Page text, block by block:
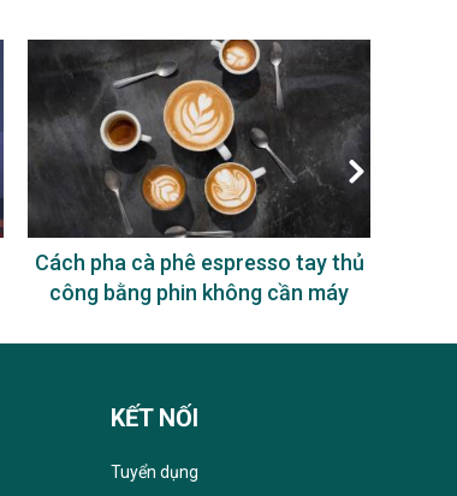
Cách pha cà phê espresso tay thủ
công bằng phin không cần máy
KẾT NỐI
Tuyển dụng